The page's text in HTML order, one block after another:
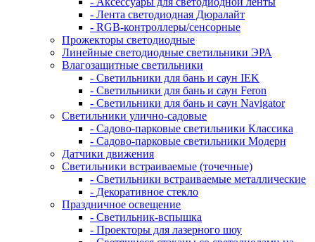
- Лента светодиодная Дюралайт
- RGB-контроллеры/сенсорные
Прожекторы светодиодные
Линейные светодиодные светильники ЭРА
Влагозащитные светильники
- Cветильники для бань и саун IEK
- Cветильники для бань и саун Feron
- Cветильники для бань и саун Navigator
Светильники улично-садовые
- Садово-парковые светильники Классика
- Садово-парковые светильники Модерн
Датчики движения
Светильники встраиваемые (точечные)
- Светильники встраиваемые металлические
- Декоративное стекло
Праздничное освещение
- Светильник-вспышка
- Проекторы для лазерного шоу